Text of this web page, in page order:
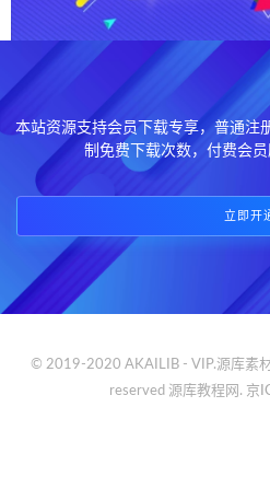
本站资源支持会员下载专享，普通注
制免费下载次数，付费会
立即开
© 2019-2020 AKAILIB - VIP.源库素
reserved 源库教程网. 京